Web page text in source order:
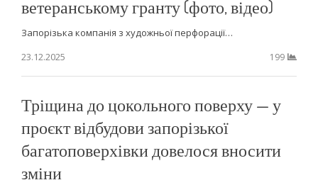
ветеранському гранту (фото, відео)
Запорізька компанія з художньої перфорації…
23.12.2025
199
Тріщина до цокольного поверху — у
проєкт відбудови запорізької
багатоповерхівки довелося вносити
зміни